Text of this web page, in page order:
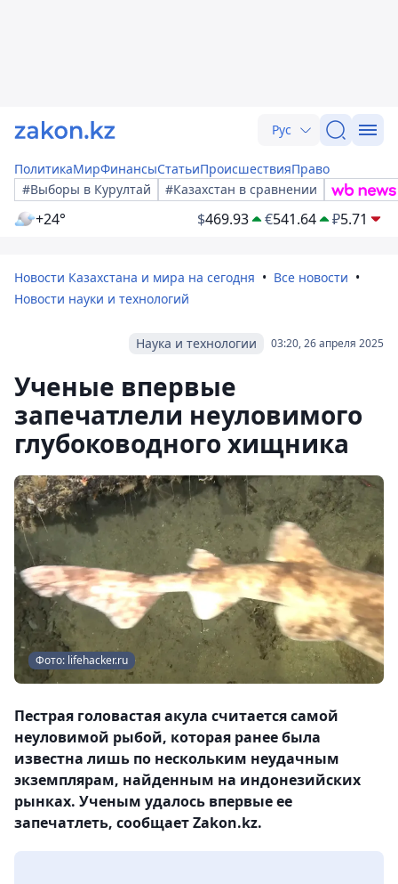
Рус
ПолитикаМирФинансыСтатьиПроисшествияПраво
#Выборы в Курултай
#Казахстан в сравнении
+24° $469.93 €541.64 ₽5.71
Новости Казахстана и мира на сегодня
Все новости
Новости науки и технологий
03:20, 26 апреля 2025
Наука и технологии
Ученые впервые
запечатлели неуловимого
глубоководного хищника
Фото: lifehacker.ru
Пестрая головастая акула считается самой
неуловимой рыбой, которая ранее была
известна лишь по нескольким неудачным
экземплярам, найденным на индонезийских
рынках. Ученым удалось впервые ее
запечатлеть, сообщает Zakon.kz.